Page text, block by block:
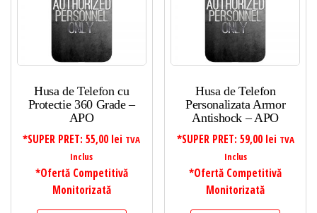
Husa de Telefon cu
Protectie 360 Grade –
APO
*SUPER PRET:55,00 lei TVA
Inclus
*Ofertă Competitivă
Monitorizată
Husa de Telefon
Personalizata Armor
Antishock – APO
*SUPER PRET: 59,00 lei TVA
Inclus
*Ofertă Competitivă
Monitorizată